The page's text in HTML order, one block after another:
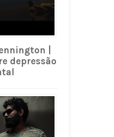
|
depressão